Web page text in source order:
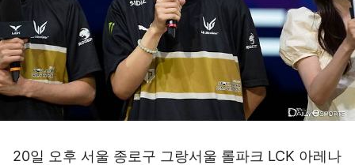
20일 오후 서울 종로구 그랑서울 롤파크 LCK 아레나